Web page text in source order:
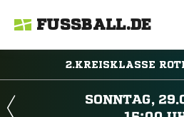
FUSSBALL.DE
2.KREISKLASSE
